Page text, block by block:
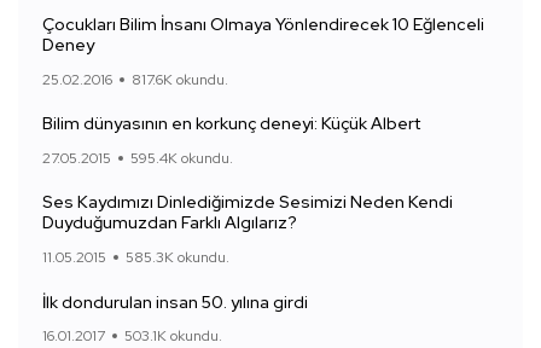
Çocukları Bilim İnsanı Olmaya Yönlendirecek 10 Eğlenceli
Deney
25.02.2016 817.6K okundu.
Bilim dünyasının en korkunç deneyi: Küçük Albert
27.05.2015 595.4K okundu.
Ses Kaydımızı Dinlediğimizde Sesimizi Neden Kendi
Duyduğumuzdan Farklı Algılarız?
11.05.2015 585.3K okundu.
İlk dondurulan insan 50. yılına girdi
16.01.2017 503.1K okundu.